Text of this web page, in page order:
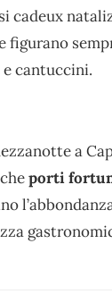
cadeux
figurano
cantuccini.
a
porti